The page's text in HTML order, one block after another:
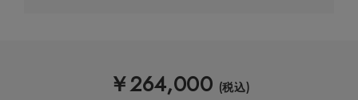
￥264,000 (税込)